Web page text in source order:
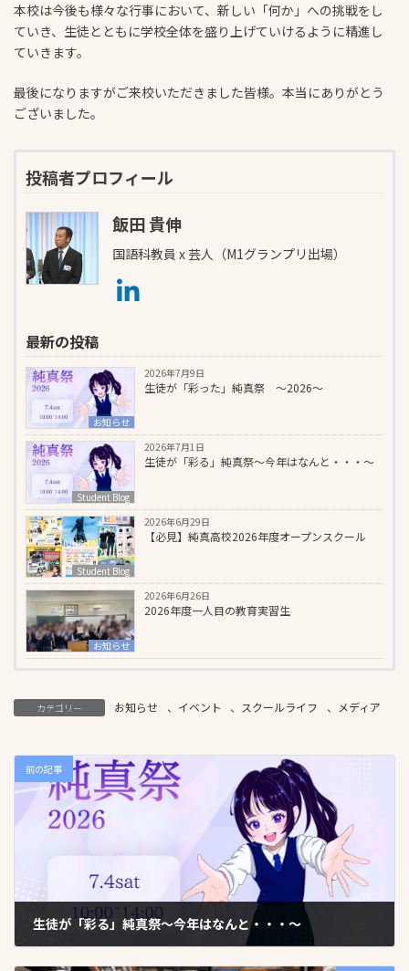
本校は今後も様々な行事において、新しい「何か」への挑戦をし
ていき、生徒とともに学校全体を盛り上げていけるように精進し
ていきます。
最後になりますがご来校いただきました皆様。本当にありがとう
ございました。
投稿者プロフィール
飯田 貴伸
国語科教員 x 芸人（M1グランプリ出場）
最新の投稿
お知らせ
2026年7月9日
生徒が「彩った」純真祭 ～2026～
Student Blog
2026年7月1日
生徒が「彩る」純真祭～今年はなんと・・・～
Student Blog
2026年6月29日
【必見】純真高校2026年度オープンスクール
お知らせ
2026年6月26日
2026年度一人目の教育実習生
カテゴリー お知らせ 、 イベント 、 スクールライフ 、 メディア
前の記事
生徒が「彩る」純真祭～今年はなんと・・・～